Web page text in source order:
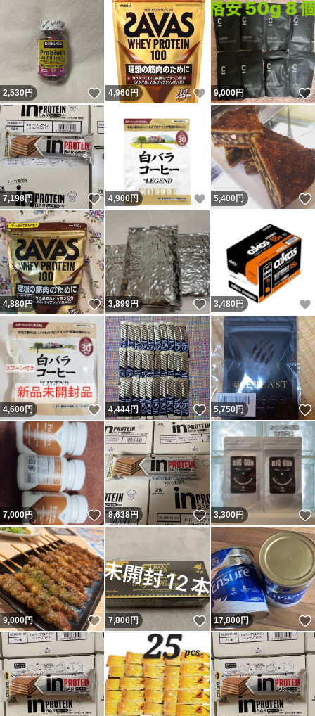
2,530円 いいね！
4,960円 いいね！
9,000円
7,198円 いいね！
4,900円 いいね！
5,400 円
4,880円 いいね！
3,899円 いいね！
3,480 円
4,600円 いいね！
4,444円 いいね！
5,750円
7,000円 いいね！
8,638円 いいね！
3,300円
9,000円 いいね！
7,800円 いいね！
17,800円